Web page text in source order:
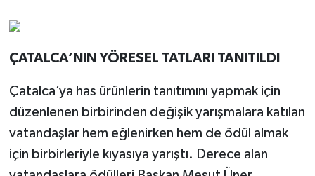
ÇATALCA’NIN YÖRESEL TATLARI TANITILDI
Çatalca’ya has ürünlerin tanıtımını yapmak için
düzenlenen birbirinden değişik yarışmalara katılan
vatandaşlar hem eğlenirken hem de ödül almak
için birbirleriyle kıyasıya yarıştı. Derece alan